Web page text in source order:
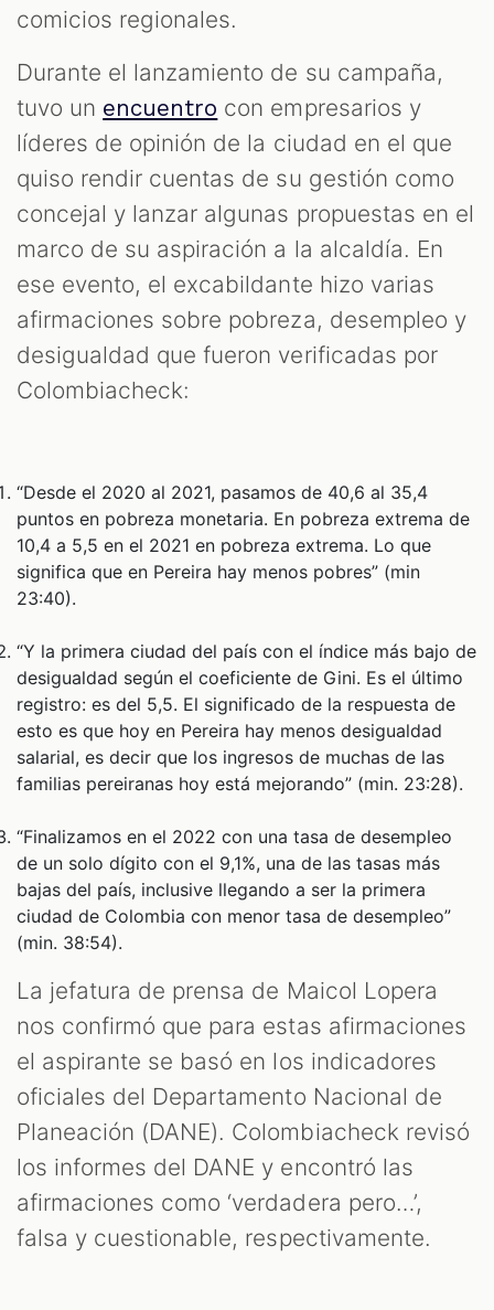
comicios regionales.
Durante el lanzamiento de su campaña,
tuvo un encuentro con empresarios y
líderes de opinión de la ciudad en el que
quiso rendir cuentas de su gestión como
concejal y lanzar algunas propuestas en el
marco de su aspiración a la alcaldía. En
ese evento, el excabildante hizo varias
afirmaciones sobre pobreza, desempleo y
desigualdad que fueron verificadas por
Colombiacheck:
“Desde el 2020 al 2021, pasamos de 40,6 al 35,4
puntos en pobreza monetaria. En pobreza extrema de
10,4 a 5,5 en el 2021 en pobreza extrema. Lo que
significa que en Pereira hay menos pobres” (min
23:40).
“Y la primera ciudad del país con el índice más bajo de
desigualdad según el coeficiente de Gini. Es el último
registro: es del 5,5. El significado de la respuesta de
esto es que hoy en Pereira hay menos desigualdad
salarial, es decir que los ingresos de muchas de las
familias pereiranas hoy está mejorando” (min. 23:28).
“Finalizamos en el 2022 con una tasa de desempleo
de un solo dígito con el 9,1%, una de las tasas más
bajas del país, inclusive llegando a ser la primera
ciudad de Colombia con menor tasa de desempleo”
(min. 38:54).
La jefatura de prensa de Maicol Lopera
nos confirmó que para estas afirmaciones
el aspirante se basó en los indicadores
oficiales del Departamento Nacional de
Planeación (DANE). Colombiacheck revisó
los informes del DANE y encontró las
afirmaciones como ‘verdadera pero…’,
falsa y cuestionable, respectivamente.